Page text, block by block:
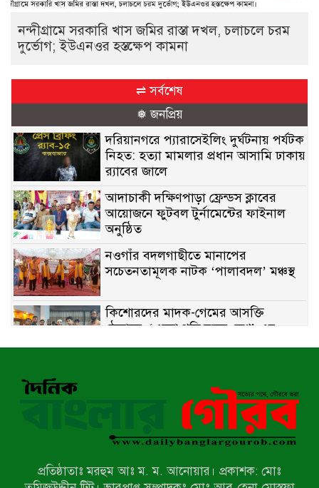
নন্দীগ্রামে সরকারি খাস জমির রাস্তা দখল, চলাচলে চরম
দুর্ভোগ; ইউএনওর হস্তক্ষেপ কামনা
⇌ সর্বশেষ
❅ জনপ্রিয়
দরিয়ানগরে প্যারাসেইলিং দুর্ঘটনায় পর্যটক
নিহত: হত্যা মামলার প্রধান আসামি ঢাকায়
র‌্যাবের জালে
আদাচাকী দক্ষিণপাড়া ফ্রেন্ডস ক্লাবের
আয়োজনে ফুটবল টুর্নামেন্টের ফাইনাল
অনুষ্ঠিত
নওগাঁর বদলগাছীতে মানাপের
সচেতনতামূলক নাটক ‘পালাবদল’ মঞ্চস্থ
কিশোরদের মাদক-গেমের আসক্তি
ঠেকাতে, ‘এসো গড়ি নতুন দেশ’-এর
ফুটবল বিতরণ
নন্দীগ্রামে সরকারি খাস জমির রাস্তা দখল,
চলাচলে চরম দুর্ভোগ; ইউএনওর হস্তক্ষেপ
প্রতিষ্ঠাতাঃ মরহুম আঃ ম. ম. আনোয়ার। প্রকাশক: মোঃ